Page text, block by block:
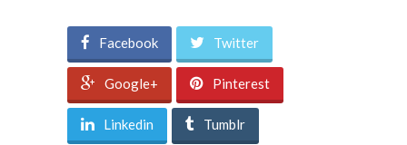
Facebook Twitter
Google+ Pinterest
Linkedin Tumblr